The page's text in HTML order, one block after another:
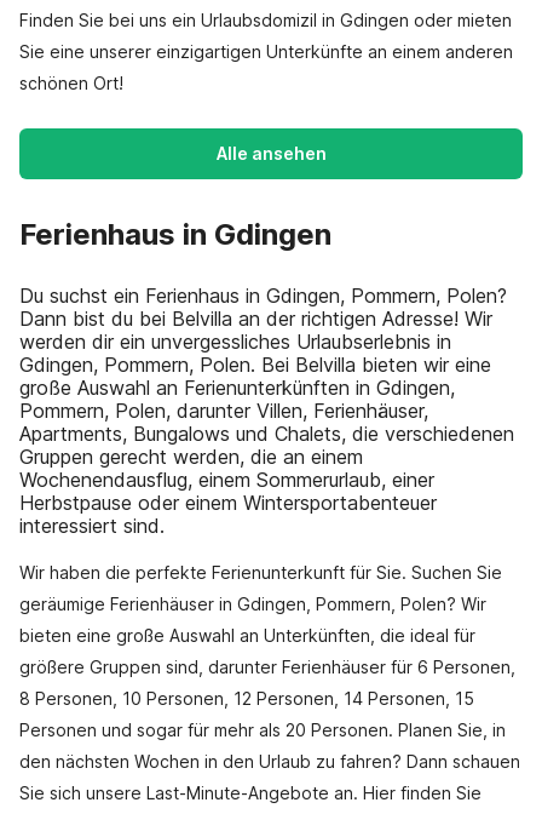
Finden Sie bei uns ein Urlaubsdomizil in Gdingen oder mieten
Sie eine unserer einzigartigen Unterkünfte an einem anderen
schönen Ort!
Alle ansehen
Ferienhaus in Gdingen
Du suchst ein Ferienhaus in Gdingen, Pommern, Polen?
Dann bist du bei Belvilla an der richtigen Adresse! Wir
werden dir ein unvergessliches Urlaubserlebnis in
Gdingen, Pommern, Polen. Bei Belvilla bieten wir eine
große Auswahl an Ferienunterkünften in Gdingen,
Pommern, Polen, darunter Villen, Ferienhäuser,
Apartments, Bungalows und Chalets, die verschiedenen
Gruppen gerecht werden, die an einem
Wochenendausflug, einem Sommerurlaub, einer
Herbstpause oder einem Wintersportabenteuer
interessiert sind.
Wir haben die perfekte Ferienunterkunft für Sie. Suchen Sie
geräumige Ferienhäuser in Gdingen, Pommern, Polen? Wir
bieten eine große Auswahl an Unterkünften, die ideal für
größere Gruppen sind, darunter Ferienhäuser für 6 Personen,
8 Personen, 10 Personen, 12 Personen, 14 Personen, 15
Personen und sogar für mehr als 20 Personen. Planen Sie, in
den nächsten Wochen in den Urlaub zu fahren? Dann schauen
Sie sich unsere Last-Minute-Angebote an. Hier finden Sie